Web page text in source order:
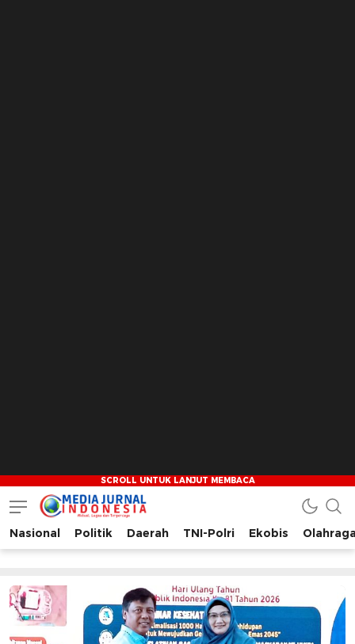
Media Jurnal Indonesia
Bersama Membangun Indonesia
Nasional Politik Daerah TNI-Polri Ekobis